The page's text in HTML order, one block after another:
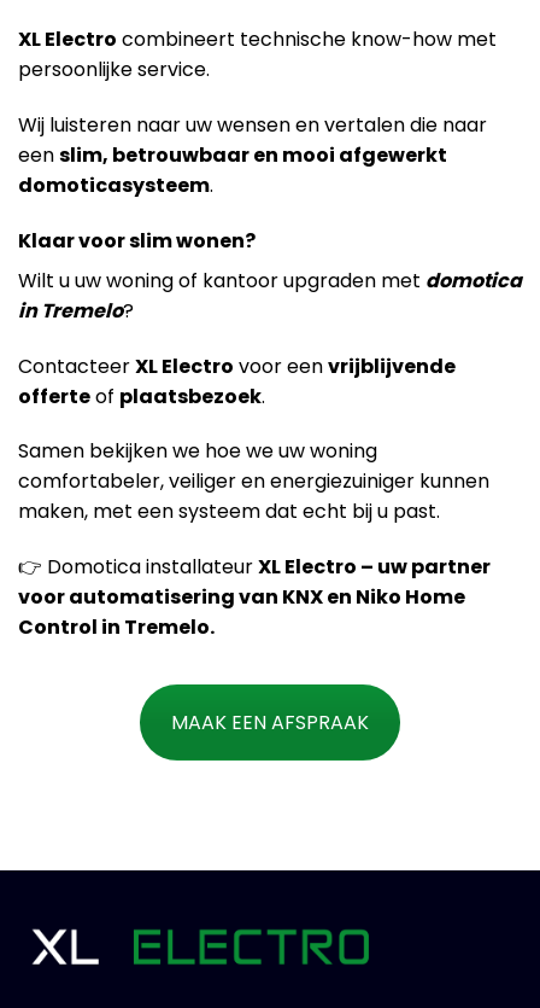
XL Electro combineert technische know-how met
persoonlijke service.
Wij luisteren naar uw wensen en vertalen die naar
eenslim, betrouwbaar en mooi afgewerkt
domoticasysteem.
Klaar voor slim wonen?
Wilt u uw woning of kantoor upgraden met domotica
in Tremelo?
ContacteerXL Electro voor eenvrijblijvende
offerteof plaatsbezoek.
Samen bekijken we hoe we uw woning
comfortabeler, veiliger en energiezuiniger kunnen
maken, met een systeem dat echt bij u past.
👉 Domotica installateurXL Electro – uw partner
voor automatisering van KNX en Niko Home
Control in Tremelo.
MAAK EEN AFSPRAAK